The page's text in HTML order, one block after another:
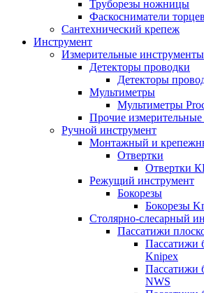
Труборезы ножницы
Фаскосниматели
Сантехнический крепеж
Инструмент
Измерительные инструменты
Детекторы проводки
Детекторы
Мультиметры
Мультиметры
Прочие
Ручной инструмент
Монтажный и
Отвертки
Отвертки
Режущий инструмент
Бокорезы
Бокорезы
Столярно-слесарный
Пассатижи
Пассатижи
Knipex
Пассатижи
NWS